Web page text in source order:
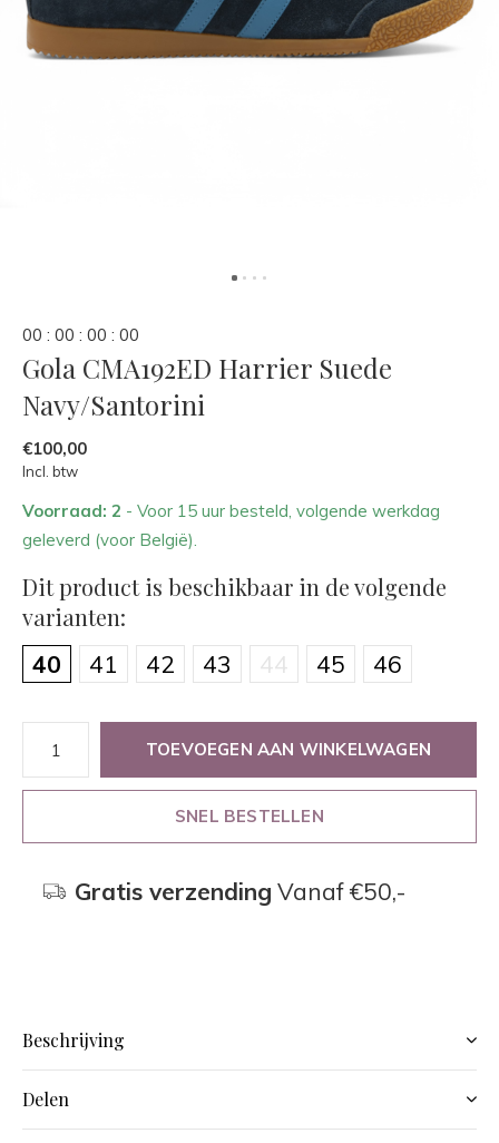
00 : 00 : 00 : 00
Gola CMA192ED Harrier Suede
Navy/Santorini
€100,00
Incl. btw
Voorraad: 2 - Voor 15 uur besteld, volgende werkdag
geleverd (voor België).
Dit product is beschikbaar in de volgende
varianten:
40 41 42 43 44 45 46
TOEVOEGEN AAN WINKELWAGEN
SNEL BESTELLEN
Gratis verzending Vanaf €50,-
Beschrijving
Delen